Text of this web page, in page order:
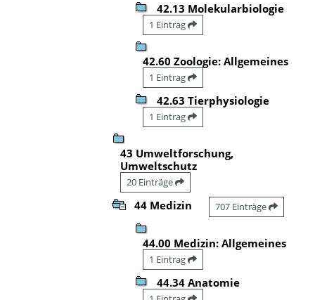
42.13 Molekularbiologie
1 Eintrag
42.60 Zoologie: Allgemeines
1 Eintrag
42.63 Tierphysiologie
1 Eintrag
43 Umweltforschung,
Umweltschutz
20 Einträge
44 Medizin 707 Einträge
44.00 Medizin: Allgemeines
1 Eintrag
44.34 Anatomie